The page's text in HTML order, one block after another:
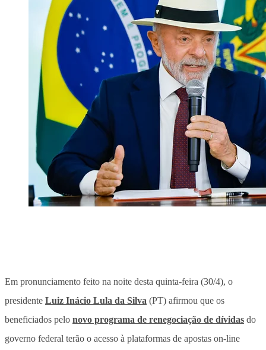
Em pronunciamento feito na noite desta quinta-feira (30/4), o
presidente Luiz Inácio Lula da Silva (PT) afirmou que os
beneficiados pelo novo programa de renegociação de dívidas do
governo federal terão o acesso à plataformas de apostas on-line